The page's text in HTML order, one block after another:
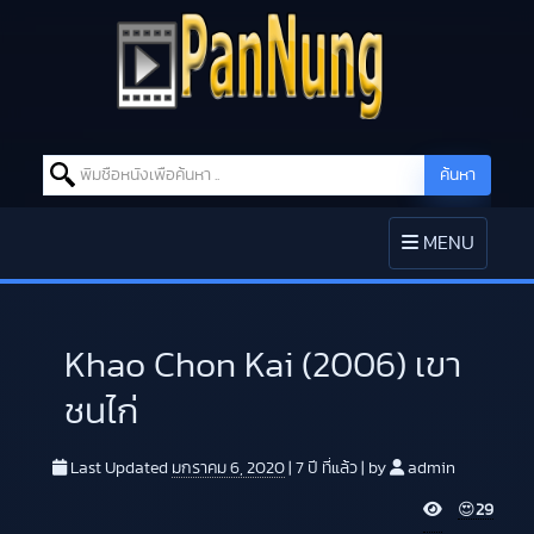
Search for: ค้นหา
TOGGLE
NAVIGATION
MENU
Khao Chon Kai (2006) เขา
ชนไก่
Last Updated มกราคม 6, 2020 7 ปี ที่แล้ว by admin
V 😍29